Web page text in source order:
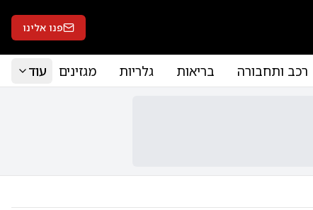
פנו אלינו
רכב ותחבורה בריאות גלריות מגזינים עוד